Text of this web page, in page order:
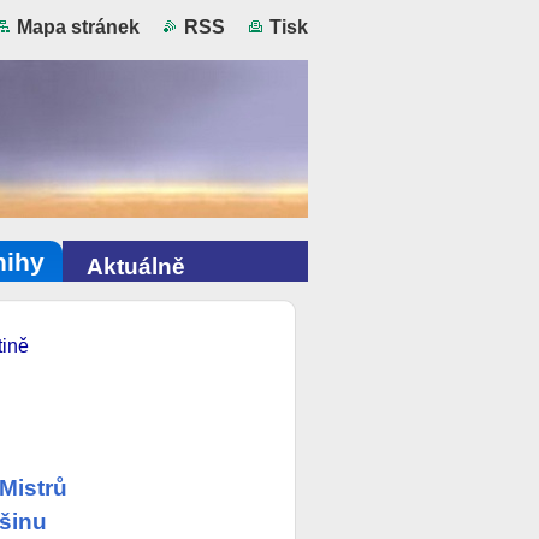
Mapa stránek RSS Tisk
Aktuálně